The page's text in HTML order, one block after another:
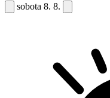
sobota 8. 8.